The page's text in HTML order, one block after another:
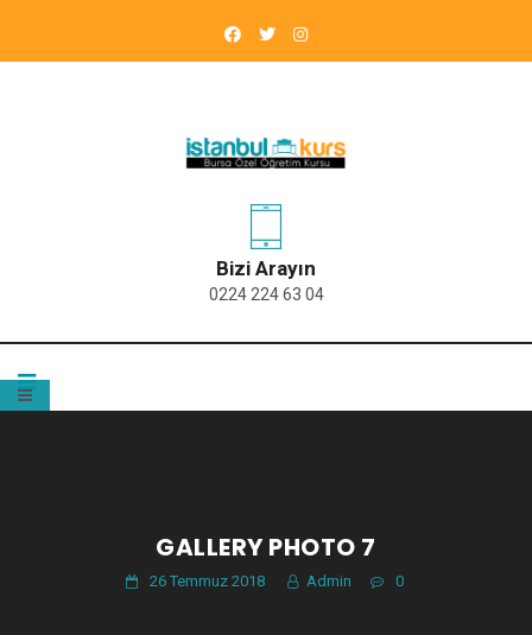
Bizi Arayın
0224 224 63 04
GALLERY PHOTO 7
26 Temmuz 2018 Admin 0